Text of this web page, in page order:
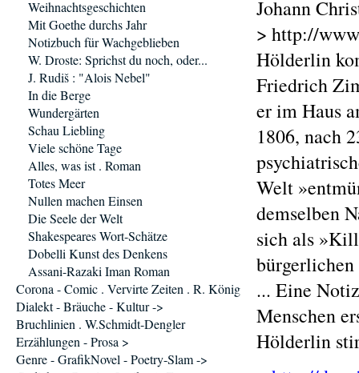
Johann
> http://
Hölderlin
Friedrich
er im Haus
1806, nach
Welt
demselben
sich als
... Eine
Menschen
Hölderlin
Weihnachtsgeschichten
Mit Goethe durchs Jahr
Notizbuch für Wachgeblieben
W. Droste: Sprichst du noch, oder...
J. Rudiš : "Alois Nebel"
In die Berge
Wundergärten
Schau Liebling
Viele schöne Tage
Alles, was ist . Roman
Totes Meer
Nullen machen Einsen
Die Seele der Welt
Shakespeares Wort-Schätze
Dobelli Kunst des Denkens
Assani-Razaki Iman Roman
Corona - Comic . Vervirte Zeiten . R. König
Dialekt - Bräuche - Kultur ->
Bruchlinien . W.Schmidt-Dengler
Erzählungen - Prosa >
Genre - GrafikNovel - Poetry-Slam ->